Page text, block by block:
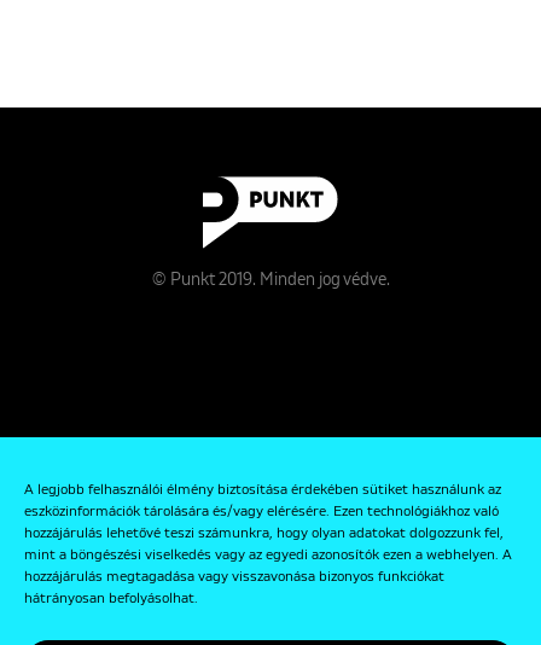
A legjobb felhasználói élmény biztosítása érdekében sütiket használunk az
eszközinformációk tárolására és/vagy elérésére. Ezen technológiákhoz való
hozzájárulás lehetővé teszi számunkra, hogy olyan adatokat dolgozzunk fel,
mint a böngészési viselkedés vagy az egyedi azonosítók ezen a webhelyen. A
hozzájárulás megtagadása vagy visszavonása bizonyos funkciókat
hátrányosan befolyásolhat.
© Punkt 2019. Minden jog védve.
Kapcsolat
Adatkezelési és Adatvédelmi Szabályzat